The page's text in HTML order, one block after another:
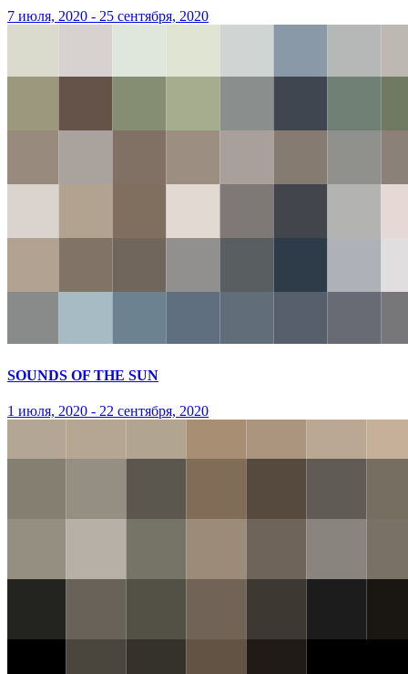
7 июля, 2020 - 25 сентября, 2020
SOUNDS OF THE SUN
1 июля, 2020 - 22 сентября, 2020